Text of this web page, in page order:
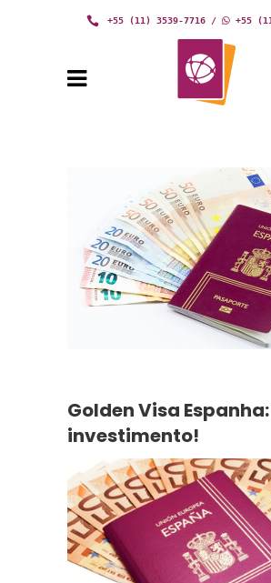
+55 (11) 3539-7716 / +55
Golden Visa
investimento!